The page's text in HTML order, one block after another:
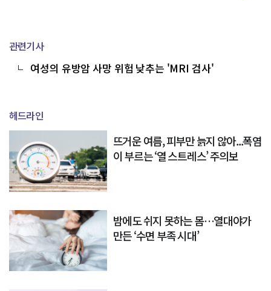
관련기사
여성의 유방암 사망 위험 낮추는 'MRI 검사'
헤드라인
뜨거운 여름, 피부만 늙지 않아...폭염
이 부르는 ‘열 스트레스’ 주의보
밤에도 쉬지 못하는 몸…열대야가
만든 ‘수면 부족 시대’